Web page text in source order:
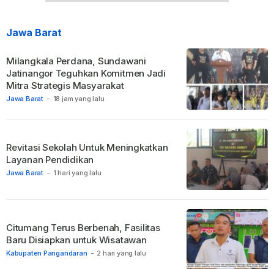
Jawa Barat
Jawa Barat - 18 jam yang lalu
Milangkala Perdana, Sundawani
Jatinangor Teguhkan Komitmen Jadi
Mitra Strategis Masyarakat
Jawa Barat - 1 hari yang lalu
Revitasi Sekolah Untuk Meningkatkan
Layanan Pendidikan
Kabupaten Pangandaran - 2 hari yang lalu
Citumang Terus Berbenah, Fasilitas
Baru Disiapkan untuk Wisatawan